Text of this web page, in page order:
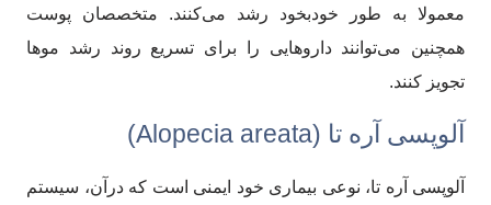
معمولا به طور خودبخود رشد می‌کنند. متخصصان پوست
همچنین می‌توانند داروهایی را برای تسریع روند رشد موها
تجویز کنند.
آلوپسی آره تا (Alopecia areata)
آلوپسی آره تا، نوعی بیماری خود ایمنی است که درآن، سیستم